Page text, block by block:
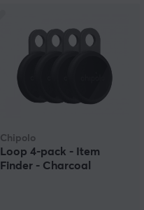
Chipolo
Loop 4-pack - Item
Finder - Charcoal